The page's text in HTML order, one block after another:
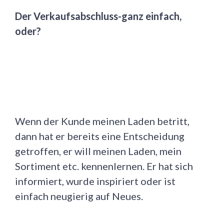
Der Verkaufsabschluss-ganz einfach,
oder?
Wenn der Kunde meinen Laden betritt,
dann hat er bereits eine Entscheidung
getroffen, er will meinen Laden, mein
Sortiment etc. kennenlernen. Er hat sich
informiert, wurde inspiriert oder ist
einfach neugierig auf Neues.